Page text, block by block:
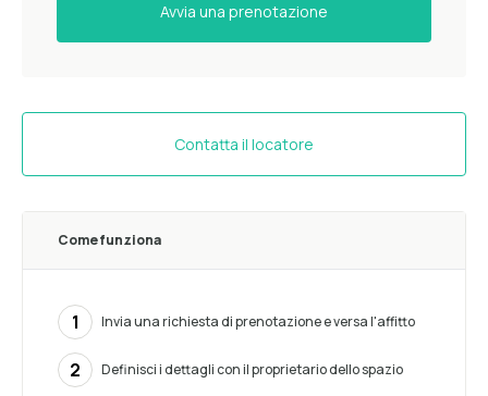
Avvia una prenotazione
Contatta il locatore
Come funziona
1 Invia una richiesta di prenotazione e versa l'affitto
2 Definisci i dettagli con il proprietario dello spazio